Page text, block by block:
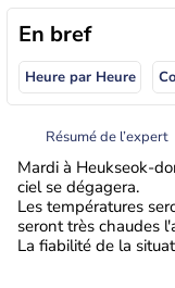
En bref
Heure par Heure
Résumé de l’expert
Mardi à Heukseok-
ciel se dégagera.
Les températures
seront très chaudes
La fiabilité de la